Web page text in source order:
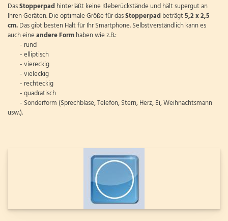
DasStopperpadhinterläßt keine Kleberückstände und hält supergut an
Ihren Geräten. Die optimale Größe für dasStopperpadbeträgt5,2 x 2,5
cm.Das gibt besten Halt für Ihr Smartphone. Selbstverständlich kann es
auch eineandere Formhaben wie z.B.:
- rund
- elliptisch
- viereckig
- vieleckig
- rechteckig
- quadratisch
- Sonderform (Sprechblase, Telefon, Stern, Herz, Ei, Weihnachtsmann
usw.).